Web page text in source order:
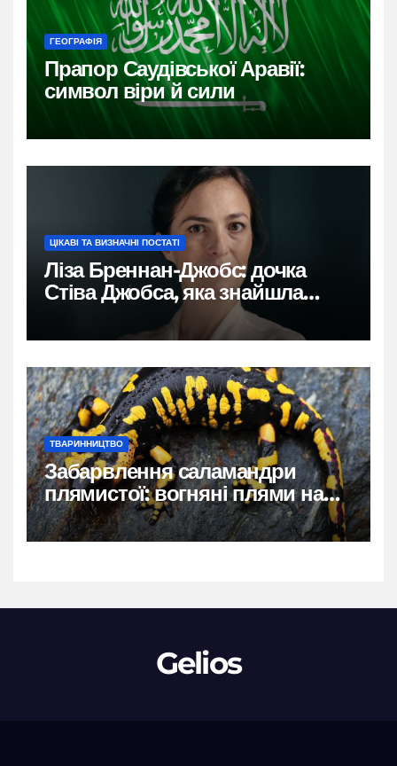
ГЕОГРАФІЯ
Прапор Саудівської Аравії:
символ віри й сили
ЦІКАВІ ТА ВИЗНАЧНІ ПОСТАТІ
Ліза Бреннан-Джобс: дочка
Стіва Джобса, яка знайшла
власний голос
ТВАРИННИЦТВО
Забарвлення саламандри
плямистої: вогняні плями на
чорному тлі
Gelios